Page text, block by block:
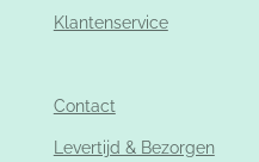
Klantenservice
Contact
Levertijd & Bezorgen